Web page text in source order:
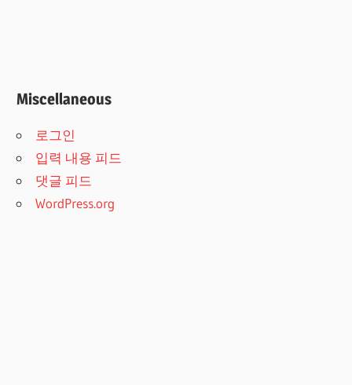
Miscellaneous
로그인
입력 내용 피드
댓글 피드
WordPress.org